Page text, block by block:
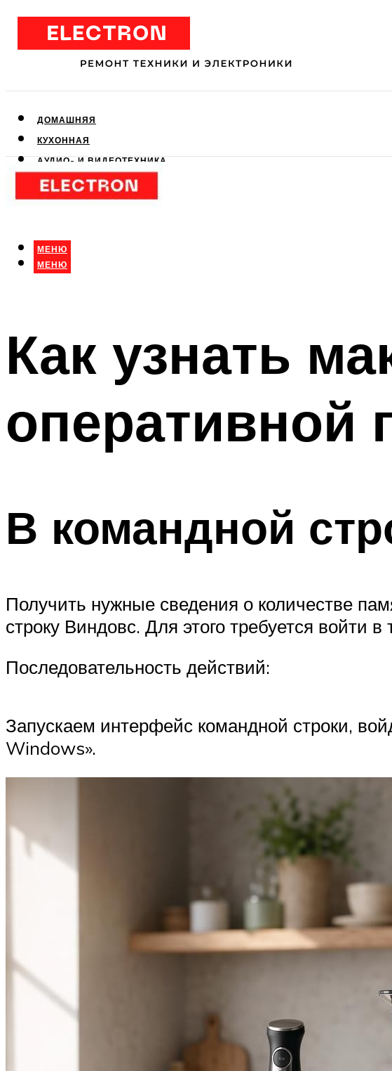
ДОМАШНЯЯ
КУХОННАЯ
АУДИО- И ВИДЕОТЕХНИКА
КЛИМАТИЧЕСКАЯ
ДЛЯ КРАСОТЫ
МЕНЮ
МЕНЮ
Как узнать
оперативной
В командной
Получить нужные сведения о количестве
строку Виндовс. Для этого требуется войти
Последовательность действий:
Запускаем интерфейс командной строки,
Windows».